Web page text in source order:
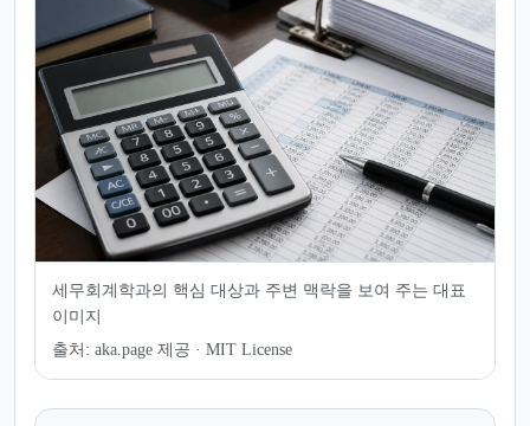
세무회계학과의 핵심 대상과 주변 맥락을 보여 주는 대표
이미지
출처: aka.page 제공 · MIT License